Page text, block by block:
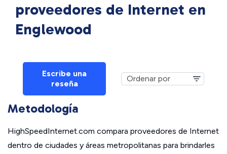
proveedores de Internet en
Englewood
Escribe una
reseña
Metodología
HighSpeedInternet.com compara proveedores de Internet
dentro de ciudades y áreas metropolitanas para brindarles